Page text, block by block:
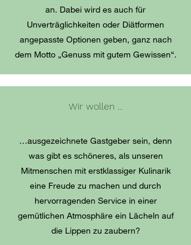
an. Dabei wird es auch für
Unverträglichkeiten oder Diätformen
angepasste Optionen geben, ganz nach
dem Motto „Genuss mit gutem Gewissen“.
Wir wollen ...
…ausgezeichnete Gastgeber sein, denn
was gibt es schöneres, als unseren
Mitmenschen mit erstklassiger Kulinarik
eine Freude zu machen und durch
hervorragenden Service in einer
gemütlichen Atmosphäre ein Lächeln auf
die Lippen zu zaubern?